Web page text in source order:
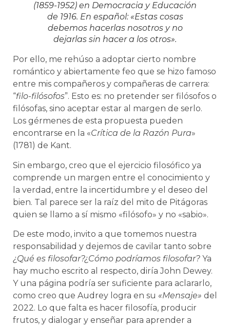
(1859-1952) en Democracia y Educación
de 1916. En español: «Estas cosas
debemos hacerlas nosotros y no
dejarlas sin hacer a los otros».
Por ello, me rehúso a adoptar cierto nombre
romántico y abiertamente feo que se hizo famoso
entre mis compañeros y compañeras de carrera:
“filo-filósofos”. Esto es: no pretender ser filósofos o
filósofas, sino aceptar estar al margen de serlo.
Los gérmenes de esta propuesta pueden
encontrarse en la «Crítica de la Razón Pura»
(1781) de Kant.
Sin embargo, creo que el ejercicio filosófico ya
comprende un margen entre el conocimiento y
la verdad, entre la incertidumbre y el deseo del
bien. Tal parece ser la raíz del mito de Pitágoras
quien se llamo a sí mismo «filósofo» y no «sabio».
De este modo, invito a que tomemos nuestra
responsabilidad y dejemos de cavilar tanto sobre
¿Qué es filosofar?¿Cómo podríamos filosofar? Ya
hay mucho escrito al respecto, diría John Dewey.
Y una página podría ser suficiente para aclararlo,
como creo que Audrey logra en su «Mensaje» del
2022. Lo que falta es hacer filosofía, producir
frutos, y dialogar y enseñar para aprender a